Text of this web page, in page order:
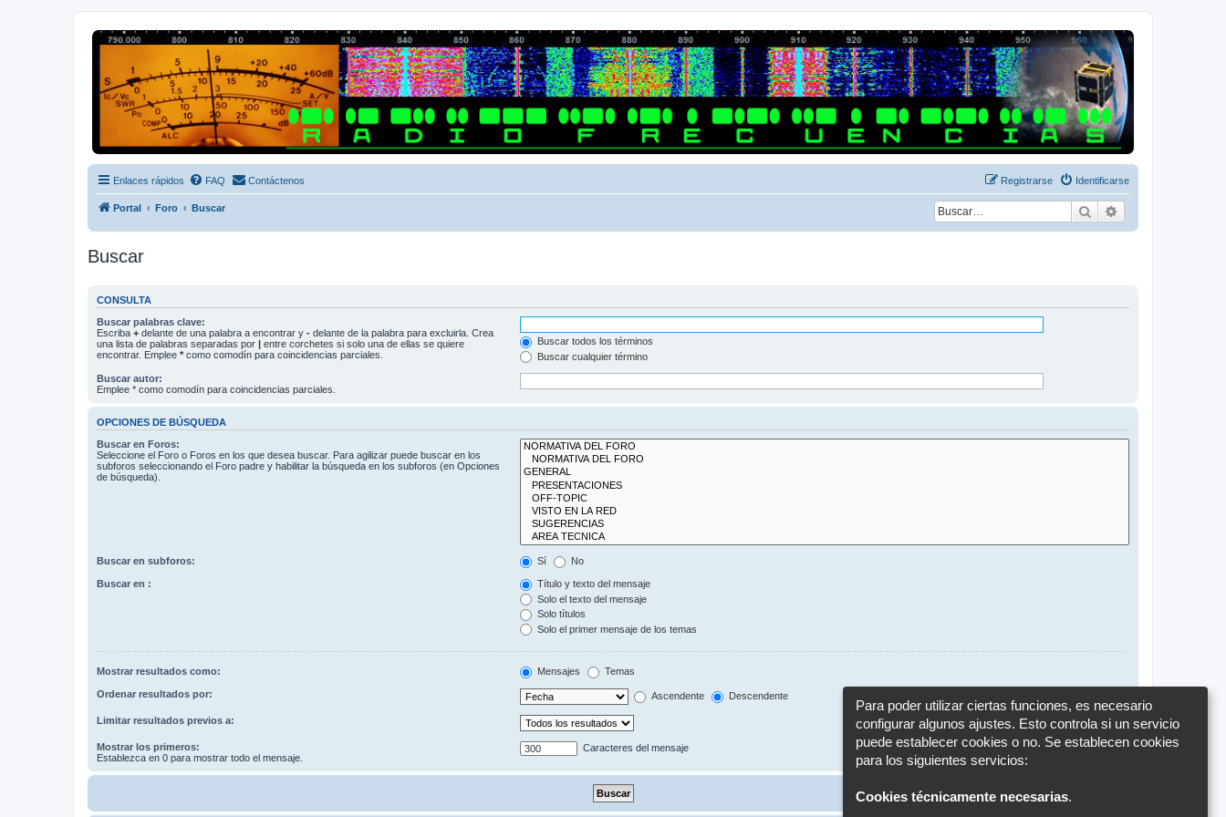
Radio Frecuencias
Foro de Radio Frecuencias
Enlaces rápidos FAQ Contáctenos Identificarse
Registrarse
Portal Foro Buscar Buscar
Buscar
CONSULTA
Buscar palabras clave:
Escriba + delante de una palabra a encontrar y - delante de la palabra para excluirla. Crea
una lista de palabras separadas por
entre corchetes si solo una de ellas se quiere
encontrar. Emplee * como comodín para coincidencias parciales.
Buscar todos los términos
Buscar cualquier término
Buscar autor:
Emplee * como comodín para coincidencias parciales.
OPCIONES DE BÚSQUEDA
Buscar en Foros:
Seleccione el Foro o Foros en los que desea buscar. Para agilizar puede buscar en los
subforos seleccionando el Foro padre y habilitar la búsqueda en los subforos (en Opciones
de búsqueda).
Buscar en subforos: Sí No
Buscar en :
Título y texto del mensaje
Solo el texto del mensaje
Solo títulos
Solo el primer mensaje de los temas
Mostrar resultados como: Mensajes Temas
Ordenar resultados por: Ascendente Descendente
Limitar resultados previos a:
Mostrar los primeros:
Establezca en 0 para mostrar todo el mensaje.
Caracteres del mensaje
Para poder utilizar ciertas funciones, es necesario
configurar algunos ajustes. Esto controla si un servicio
puede establecer cookies o no. Se establecen cookies
para los siguientes servicios:
Cookies técnicamente necesarias.